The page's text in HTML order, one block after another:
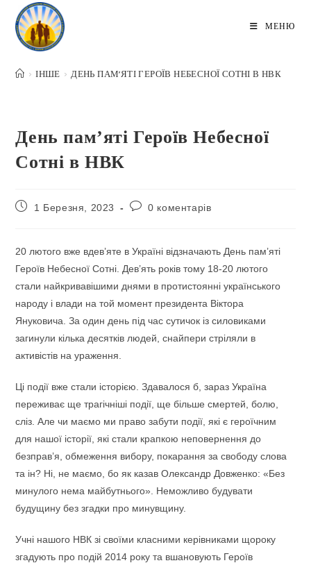
Перейти
вмісту
МЕНЮ
> ІНШЕ > ДЕНЬ ПАМ’ЯТІ ГЕРОЇВ НЕБЕСНОЇ СОТНІ В НВК
День пам’яті Героїв Небесної
Сотні в НВК
Запис1 Березня, 2023
Коментарі
0 коментарів
20 лютого вже вдев’яте в Україні відзначають День пам’яті
Героїв Небесної Сотні. Дев’ять років тому 18-20 лютого
стали найкривавішими днями в протистоянні українського
народу і влади на той момент президента Віктора
Януковича. За один день під час сутичок із силовиками
загинули кілька десятків людей, снайпери стріляли в
активістів на ураження.
Ці події вже стали історією. Здавалося б, зараз Україна
переживає ще трагічніші події, ще більше смертей, болю,
сліз. Але чи маємо ми право забути події, які є героїчним
для нашої історії, які стали крапкою неповернення до
безправ’я, обмеження вибору, покарання за свободу слова
та ін? Ні, не маємо, бо як казав Олександр Довженко: «Без
минулого нема майбутнього». Неможливо будувати
будущину без згадки про минувщину.
Учні нашого НВК зі своїми класними керівниками щороку
згадують про подій 2014 року та вшановують Героїв